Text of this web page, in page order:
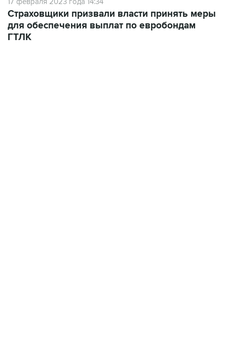
Страховщики призвали власти принять меры
для обеспечения выплат по евробондам
ГТЛК